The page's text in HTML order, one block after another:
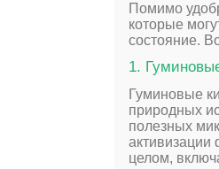
Помимо
которые
состояние.
1.
Гуминовые
природных
полезных
активизации
целом,